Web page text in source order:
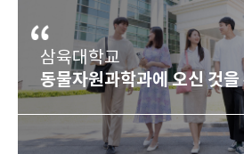
삼육대학교
동물자원과학과에 오신 것